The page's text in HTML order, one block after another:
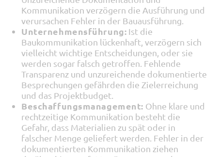
Kommunikation verzögern die Ausführung und
verursachen Fehler in der Bauausführung.
Unternehmensführung: Ist die
Baukommunikation lückenhaft, verzögern sich
vielleicht wichtige Entscheidungen, oder sie
werden sogar falsch getroffen. Fehlende
Transparenz und unzureichende dokumentierte
Besprechungen gefährden die Zielerreichung
und das Projektbudget.
Beschaffungsmanagement: Ohne klare und
rechtzeitige Kommunikation besteht die
Gefahr, dass Materialien zu spät oder in
falscher Menge geliefert werden. Fehler in der
dokumentierten Kommunikation ziehen